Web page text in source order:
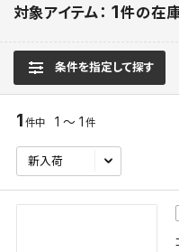
対象アイテム： 1件の在
条件を指定して探す
1 件中 1 ～ 1 件